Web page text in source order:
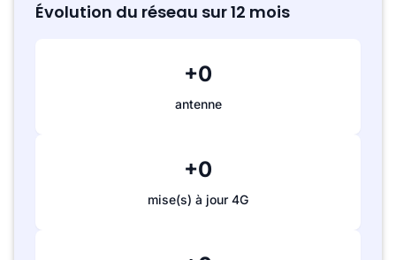
Évolution du réseau sur 12 mois
+0
antenne
+0
mise(s) à jour 4G